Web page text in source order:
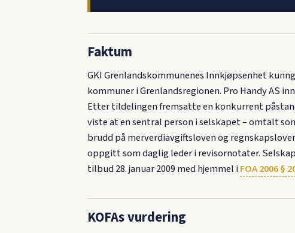
Faktum
GKI Grenlandskommunenes Innkjøpsenhet
kommuner i Grenlandsregionen. Pro Handy AS
Etter tildelingen fremsatte en konkurrent
viste at en sentral person i selskapet – omtalt
brudd på merverdiavgiftsloven og
oppgitt som daglig leder i revisornotater.
tilbud 28. januar 2009 med hjemmel iFOA 2006 §
KOFAs vurdering